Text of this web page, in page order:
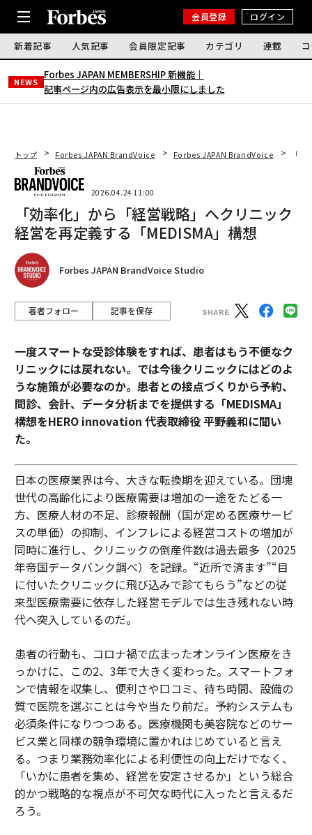
会員登録 ログイン
新着記事 人気記事 会員限定記事 カテゴリ 連載
NEWS
Forbes JAPAN MEMBERSHIP 新機能｜
記事ページ内の広告表示を最小限にしました
トップ Forbes JAPAN BrandVoice Forbes JAPAN BrandVoice 「
2026.04.24 11:00
「効率化」から「経営戦略」へクリニック
経営を再定義する「MEDISMA」構想
Forbes JAPAN BrandVoice Studio
著者フォロー 記事を保存
一度スマートな受診体験をすれば、患者はもう不便なク
リニックには戻れない。では今後クリニックにはどのよ
うな施策が必要なのか。患者との接点づくりから予約、
問診、会計、データ分析までを提供する「MEDISMA」
構想をHERO innovation 代表取締役 平野義和に聞い
た。
日本の医療業界は今、大きな転換期を迎えている。団塊
世代の高齢化により医療需要は増加の一途をたどる一
方、医療人材の不足、診療報酬（国が定める医療サービ
スの単価）の抑制、インフレによる経営コストの増加が
同時に進行し、クリニックの倒産件数は過去最多（2025
年帝国データバンク調べ）を記録。“近所で済ます”“目
に付いたクリニックに飛び込みで診てもらう”などの従
来型医療需要に依存した経営モデルでは生き残れない時
代へ突入しているのだ。
患者の行動も、コロナ禍で広まったオンライン医療をき
っかけに、この2、3年で大きく変わった。スマートフォ
ンで情報を収集し、便利さや口コミ、待ち時間、設備の
質で医院を選ぶことは今や当たり前だ。予約システムも
必須条件になりつつある。医療機関も美容院などのサー
ビス業と同様の競争環境に置かれはじめていると言え
る。つまり業務効率化による利便性の向上だけでなく、
「いかに患者を集め、経営を安定させるか」という総合
的かつ戦略的な視点が不可欠な時代に入ったと言えるだ
ろう。